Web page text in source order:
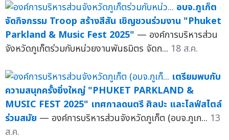
อบจ.ภูเก็ต
จัดกิจกรรม Troop สร้างสีสัน เชิญชวนร่วมงาน "Phuket
Parkland & Music Fest 2025" — องค์การบริหารส่วน
จังหวัดภูเก็ตร่วมกับหน่วยงานพันธมิตร จัดก... 18 ส.ค.
เตรียมพบกับ
ความสนุกครั้งยิ่งใหญ่ "PHUKET PARKLAND &
MUSIC FEST 2025" เทศกาลดนตรี ศิลปะ และไลฟ์สไตล์
ร่วมสมัย — องค์การบริหารส่วนจังหวัดภูเก็ต (อบจ.ภูเก... 13
ส.ค.